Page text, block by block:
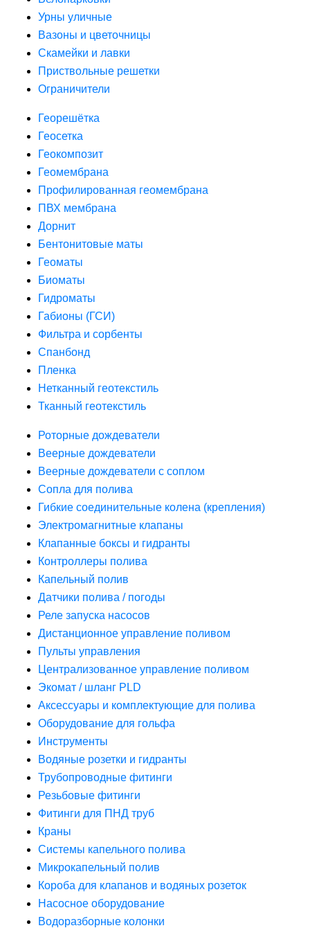
Урны уличные
Вазоны и цветочницы
Скамейки и лавки
Приствольные решетки
Ограничители
Георешётка
Геосетка
Геокомпозит
Геомембрана
Профилированная геомембрана
ПВХ мембрана
Дорнит
Бентонитовые маты
Геоматы
Биоматы
Гидроматы
Габионы (ГСИ)
Фильтра и сорбенты
Спанбонд
Пленка
Нетканный геотекстиль
Тканный геотекстиль
Роторные дождеватели
Веерные дождеватели
Веерные дождеватели с соплом
Сопла для полива
Гибкие соединительные колена (крепления)
Электромагнитные клапаны
Клапанные боксы и гидранты
Контроллеры полива
Капельный полив
Датчики полива / погоды
Реле запуска насосов
Дистанционное управление поливом
Пульты управления
Централизованное управление поливом
Экомат / шланг PLD
Аксессуары и комплектующие для полива
Оборудование для гольфа
Инструменты
Водяные розетки и гидранты
Трубопроводные фитинги
Резьбовые фитинги
Фитинги для ПНД труб
Краны
Системы капельного полива
Микрокапельный полив
Короба для клапанов и водяных розеток
Насосное оборудование
Водоразборные колонки